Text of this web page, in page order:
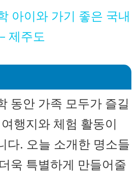
아이와 가기 좋은 국내
제주도
동안 가족 모두가 즐길
행지와 체험 활동이
다. 오늘 소개한 명소들
욱 특별하게 만들어줄